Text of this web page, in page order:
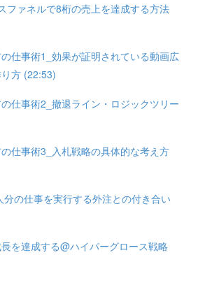
ファネルで8桁の売上を達成する方法
仕事術1_効果が証明されている動画広
方 (22:53)
仕事術2_撤退ライン・ロジックツリー
仕事術3_入札戦略の具体的な考え方
分の仕事を実行する外注との付き合い
を達成する@ハイパーグロース戦略